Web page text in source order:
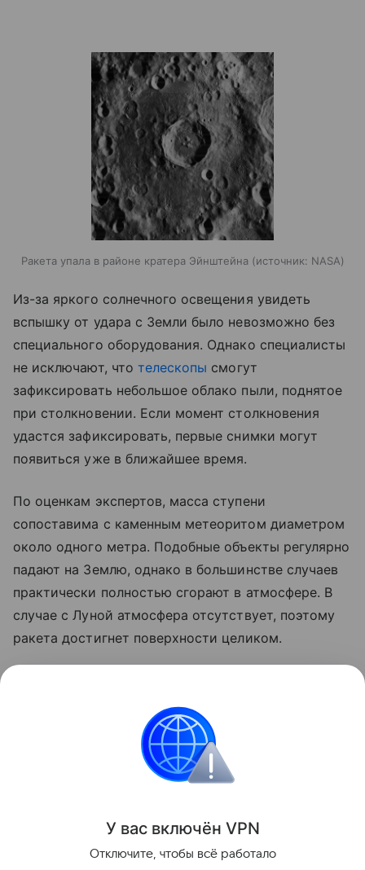
Ракета упала в районе кратера Эйнштейна источник: NASA
Из-за яркого солнечного освещения увидеть
вспышку от удара с Земли было невозможно без
специального оборудования. Однако специалисты
не исключают, что телескопы смогут
зафиксировать небольшое облако пыли, поднятое
при столкновении. Если момент столкновения
удастся зафиксировать, первые снимки могут
появиться уже в ближайшее время.
По оценкам экспертов, масса ступени
сопоставима с каменным метеоритом диаметром
около одного метра. Подобные объекты регулярно
падают на Землю, однако в большинстве случаев
практически полностью сгорают в атмосфере. В
случае с Луной атмосфера отсутствует, поэтому
ракета достигнет поверхности целиком.
об атмосфере древней Земли.
Луна российские ученые
Поделиться
У вас включён VPN
Отключите, чтобы всё работало